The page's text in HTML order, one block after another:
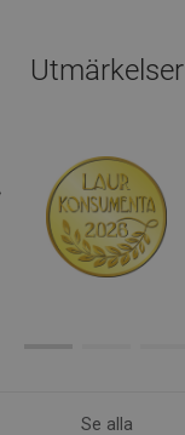
Utmärkelser
Se alla